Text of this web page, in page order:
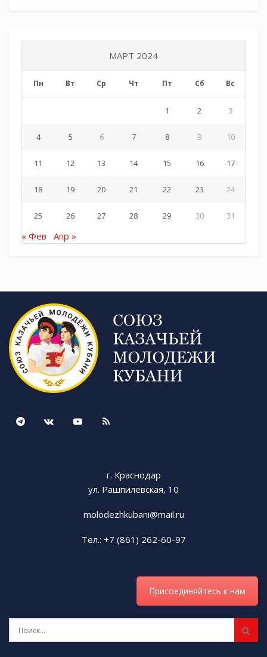
МАРТ 2024
Пн Вт Ср Чт Пт Сб Вс
1 2 3
4 5 6 7 8 9 10
11 12 13 14 15 16 17
18 19 20 21 22 23 24
25 26 27 28 29 30 31
« Фев Апр »
г. Краснодар
ул. Рашпилевская, 10
molodezhkubani@mail.ru
Тел.: +7 (861) 262-60-97
Присоединяйтесь к нам